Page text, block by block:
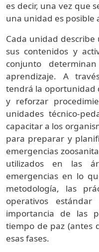
es decir, una vez que
una unidad es posible
Cada unidad
sus contenidos y
conjunto
aprendizaje. A
tendrá la oportunidad
y reforzar
unidades técnico-
capacitar a los
para preparar y
emergencias
utilizados en las
emergencias en lo
metodología, las
operativos
importancia de las
tiempo de paz (antes
esas fases.